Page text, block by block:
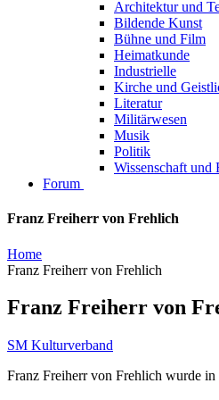
Architektur und
Bildende Kunst
Bühne und Film
Heimatkunde
Industrielle
Kirche und
Literatur
Militärwesen
Musik
Politik
Wissenschaft und
Forum
Franz Freiherr von Frehlich
Home
Franz Freiherr von Frehlich
Franz Freiherr von
SM Kulturverband
Franz Freiherr von Frehlich wurde in